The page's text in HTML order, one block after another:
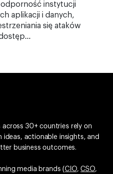
instytucji
aplikacji i danych,
się ataków
30+ countries rely on
ideas, actionable insights, and
business outcomes.
media brands (CIO,CSO,